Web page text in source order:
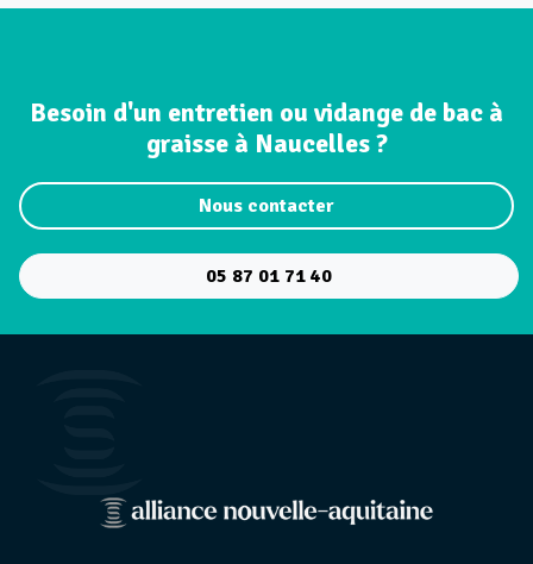
Besoin d'un entretien ou vidange de bac à
graisse à Naucelles ?
Nous contacter
05 87 01 71 40